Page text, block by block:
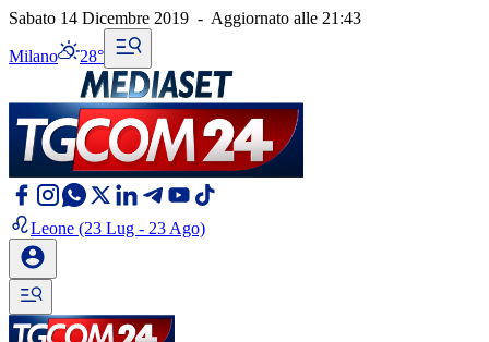
Sabato 14 Dicembre 2019 - Aggiornato alle 21:43
Milano 28°
Leone (23 Lug - 23 Ago)